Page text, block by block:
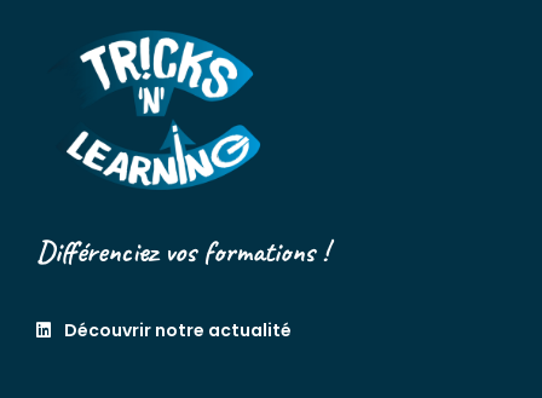
Différenciez vos formations !
Découvrir notre actualité